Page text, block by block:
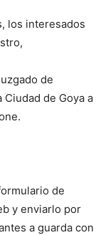
los interesados
de
Ciudad de Goya a
de
y enviarlo por
a guarda con